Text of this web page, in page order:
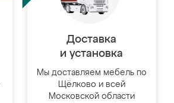
Доставка
и установка
Мы доставляем мебель по
Щёлково и всей
Московской области